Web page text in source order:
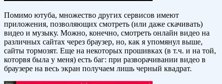
Помимо ютуба, множество других сервисов имеют
приложения, позволяющих смотреть (или даже скачивать)
видео и музыку. Можно, конечно, смотреть онлайн видео на
различных сайтах через браузер, но, как я упомянул выше,
сайты тормозят. Еще на некоторых прошивках (в т.ч. и на той,
которвя была у меня) есть баг: при разворачивании видео в
браузере на весь экран получаем лишь черный квадрат.